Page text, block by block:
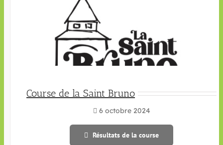
Course de la Saint Bruno
6 octobre 2024
Résultats de la course